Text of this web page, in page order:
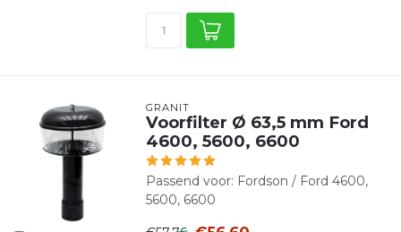
GRANIT
Voorfilter Ø 63,5 mm Ford
4600, 5600, 6600
Passend voor: Fordson / Ford 4600,
5600, 6600